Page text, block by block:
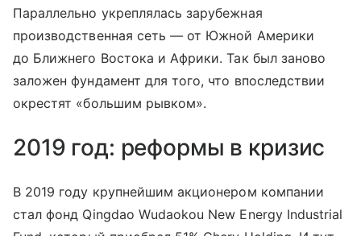
Параллельно укреплялась зарубежная
производственная сеть — от Южной Америки
до Ближнего Востока и Африки. Так был заново
заложен фундамент для того, что впоследствии
окрестят «большим рывком».
2019 год: реформы в кризис
В 2019 году крупнейшим акционером компании
стал фонд Qingdao Wudaokou New Energy Industrial